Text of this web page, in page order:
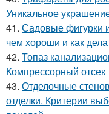
Уникальное
41. Садовые фигурки
чем хороши и как
42. Топаз
Компрессорный отсек
43. Отделочные
отделки. Критерии